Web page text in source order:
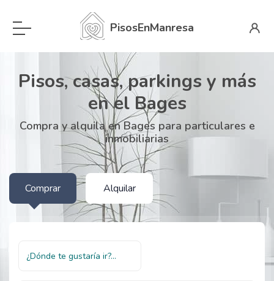
PisosEnManresa
Pisos, casas, parkings y más
en el Bages
Compra y alquila en Bages para particulares e
inmobiliarias
Comprar Alquilar